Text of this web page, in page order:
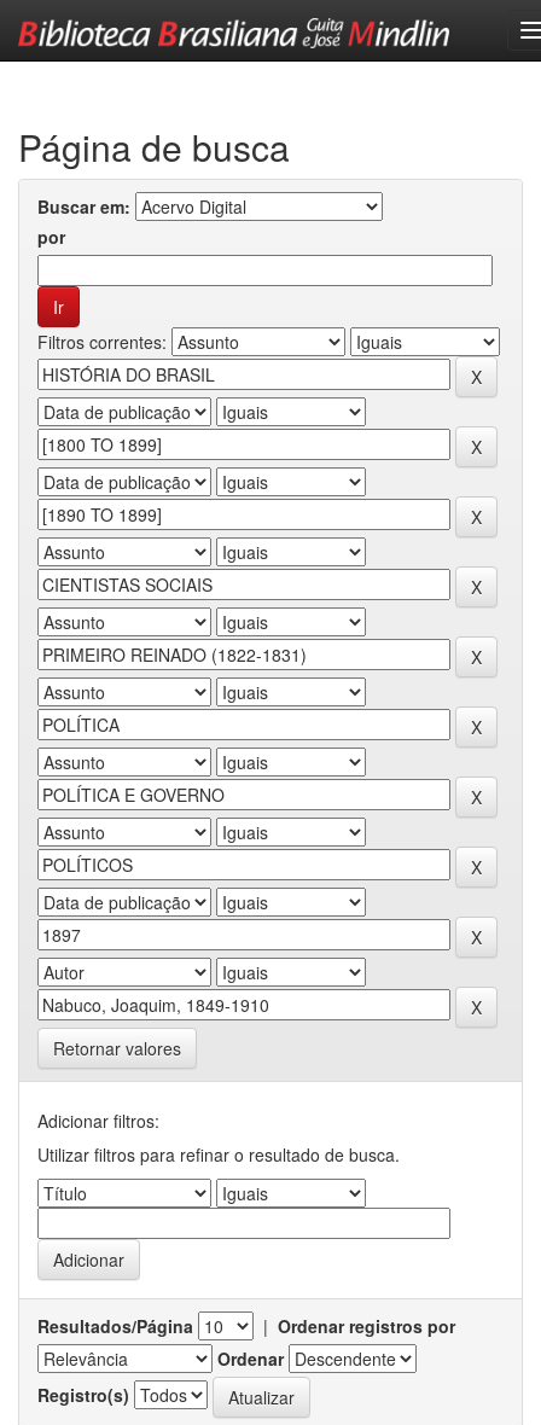
Página de busca
Buscar em:
por
Filtros correntes:
Retornar valores
Adicionar filtros:
Utilizar filtros para refinar o resultado de busca.
Resultados/Página | Ordenar registros por
Ordenar
Registro(s)